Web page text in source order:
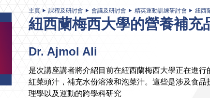
主頁 課程及研討會 會議及研討會 精英運動訓練研討會 紐西
紐西蘭梅西大學的營養補充
Dr. Ajmol Ali
是次講座講者將介紹目前在紐西蘭梅西大學正在進行
紅菜頭汁，補充水份溶液和泡菜汁。這些是涉及食
理學以及運動的跨學科研究